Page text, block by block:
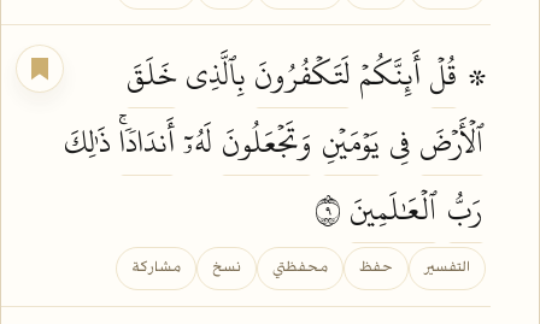
۞ قُلۡأَئِنَّكُمۡلَتَكۡفُرُونَبِٱلَّذِيخَلَقَ
ٱلۡأَرۡضَفِي يَوۡمَيۡنِ وَتَجۡعَلُونَ لَهُۥٓأَندَادٗاۚذَٰلِكَ
رَبُّٱلۡعَٰلَمِينَ
التفسير حفظ محفظتي نسخ مشاركة